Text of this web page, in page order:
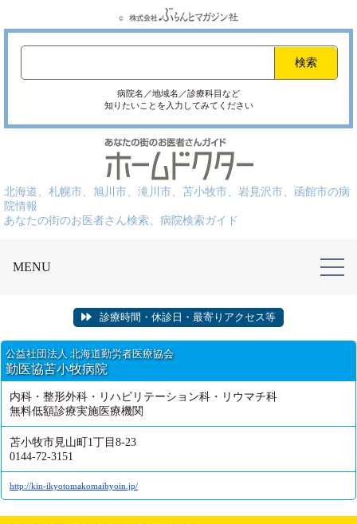
病院名／地域名／診療科目など
知りたいことを入力してみてください
北海道、札幌市、旭川市、滝川市、苫小牧市、岩見沢市、函館市の病
院情報
あなたの街のお医者さん検索、病院検索ガイド
MENU
診療時間・休診日・最寄りアクセス等
公益社団法人 北海道勤労者医療協会
勤医協苫小牧病院
内科・整形外科・リハビリテーション科・リウマチ科
無料低額診療実施医療機関
苫小牧市見山町1丁目8-23
0144-72-3151
http://kin-ikyotomakomaibyoin.jp/